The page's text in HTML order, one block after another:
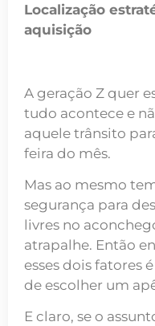
Localização
aquisição
A geração Z quer
tudo acontece e
aquele trânsito
feira do mês.
Mas ao mesmo
segurança para
livres no
atrapalhe. Então
esses dois fatores
de escolher um
E claro, se o